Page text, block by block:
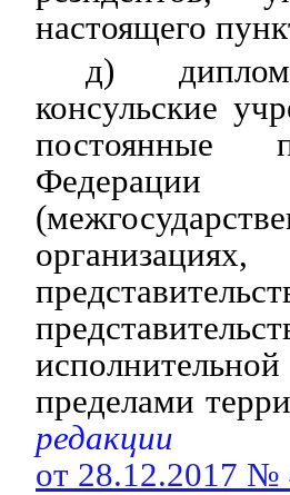
настоящего
д)
консульские
постоянные
пределами
редакции
от 28.12.2017